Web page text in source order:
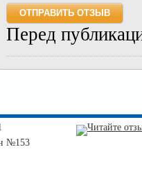
Перед
№153